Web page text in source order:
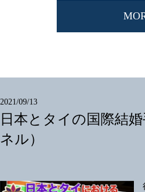
2021/09/13
日本とタイの国際結
ネル）